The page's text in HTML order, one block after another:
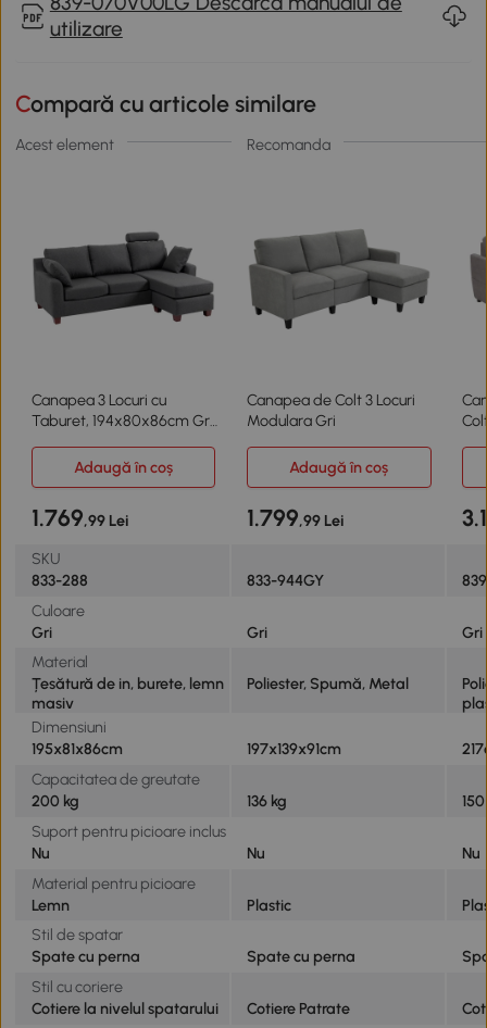
utilizare
Compară cu articole similare
Acest element Recomanda
Canapea 3 Locuri cu
Taburet, 194x80x86cm Gri
Canapea de Colt 3 Locuri
Modulara Gri
Adaugă în coș Adaugă în coș
1.769,99 Lei 1.799,99 Lei
SKU
833-288
833-944GY
Culoare
Gri
Gri
Gri
Material
Țesătură de in, burete, lemn
masiv
Poliester, Spumă, Metal
Dimensiuni
195x81x86cm
197x139x91cm
Capacitatea de greutate
200 kg
136 kg
Suport pentru picioare inclus
Nu
Nu
Nu
Material pentru picioare
Lemn
Plastic
Stil de spatar
Spate cu perna
Spate cu perna
Stil cu coriere
Cotiere la nivelul spatarului
Cotiere Patrate